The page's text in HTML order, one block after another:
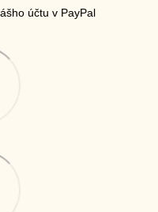
účtu v PayPal